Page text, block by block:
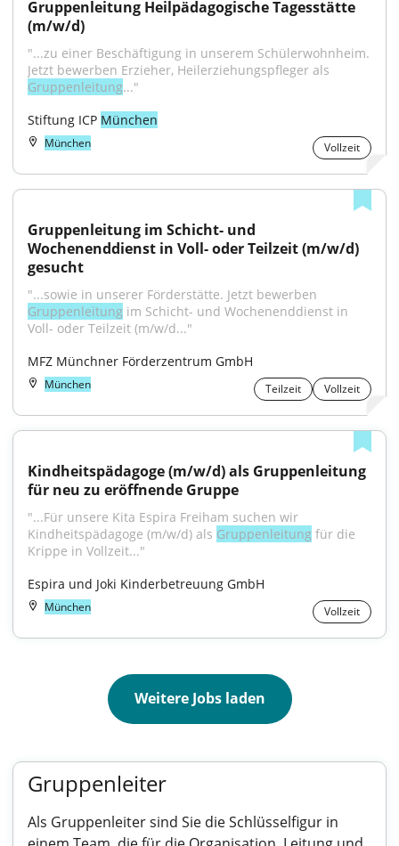
Gruppenleitung Heilpädagogische Tagesstätte
(m/w/d)
"...zu einer Beschäftigung in unserem Schülerwohnheim.
Gruppenleitung..."
Stiftung ICP München
München Vollzeit
Gruppenleitung im Schicht- und
Wochenenddienst in Voll- oder Teilzeit (m/w/d)
gesucht
Gruppenleitung im Schicht- und Wochenenddienst in
Voll- oder Teilzeit (m/w/d..."
MFZ Münchner Förderzentrum GmbH
München Teilzeit Vollzeit
Kindheitspädagoge (m/w/d) als Gruppenleitung
für neu zu eröffnende Gruppe
"...Für unsere Kita Espira Freiham suchen wir
Kindheitspädagoge (m/w/d) als Gruppenleitung für die
Krippe in Vollzeit..."
Espira und Joki Kinderbetreuung GmbH
München Vollzeit
Weitere Jobs laden
Gruppenleiter
Als Gruppenleiter sind Sie die Schlüsselfigur in